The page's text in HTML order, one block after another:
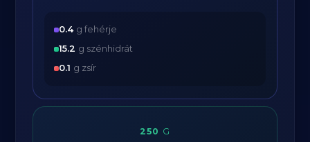
0.4 g fehérje
15.2 g szénhidrát
0.1 g zsír
250 G